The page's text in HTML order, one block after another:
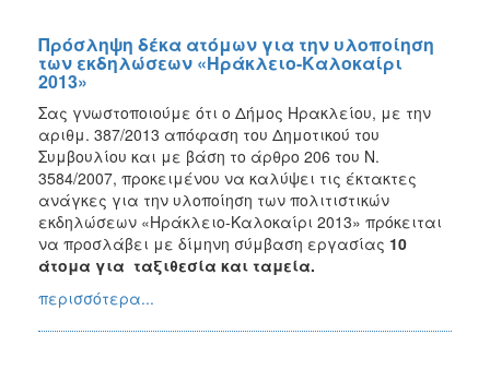
Πρόσληψη δέκα ατόμων για την υλοποίηση
των εκδηλώσεων «Ηράκλειο-Καλοκαίρι
2013»
Σας γνωστοποιούμε ότι ο Δήμος Ηρακλείου, με την
αριθμ. 387/2013 απόφαση του Δημοτικού του
Συμβουλίου και με βάση το άρθρο 206 του Ν.
3584/2007, προκειμένου να καλύψει τις έκτακτες
ανάγκες για την υλοποίηση των πολιτιστικών
εκδηλώσεων «Ηράκλειο-Καλοκαίρι 2013» πρόκειται
να προσλάβει με δίμηνη σύμβαση εργασίας 10
άτομα για ταξιθεσία και ταμεία.
περισσότερα...